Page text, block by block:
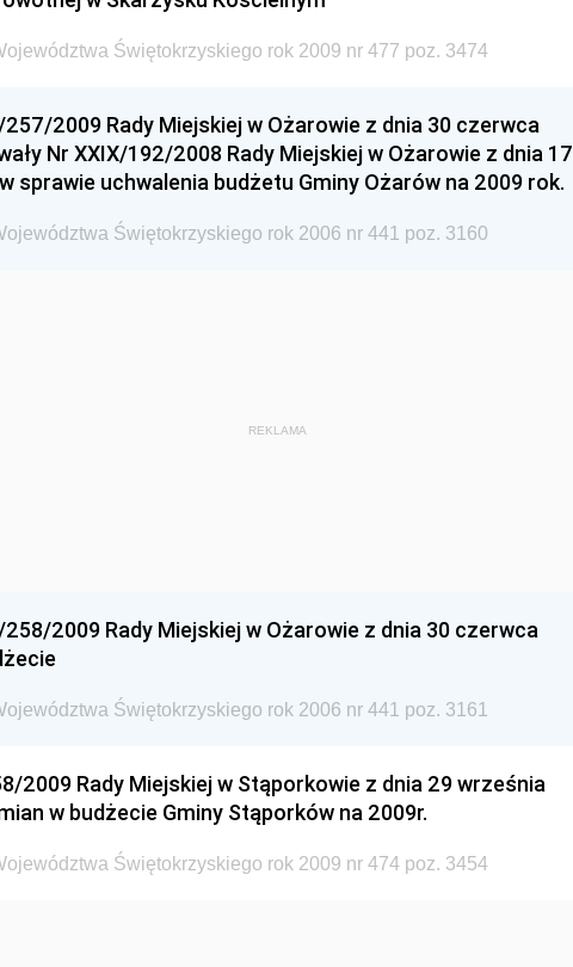
Świętokrzyskiego rok 2009 nr 477 poz. 3474
257/2009 Rady Miejskiej w Ożarowie z dnia 30 czerwca
Nr XXIX/192/2008 Rady Miejskiej w Ożarowie z dnia 17
sprawie uchwalenia budżetu Gminy Ożarów na 2009 rok.
Świętokrzyskiego rok 2006 nr 441 poz. 3160
REKLAMA
258/2009 Rady Miejskiej w Ożarowie z dnia 30 czerwca
Świętokrzyskiego rok 2006 nr 441 poz. 3161
2009 Rady Miejskiej w Stąporkowie z dnia 29 września
w budżecie Gminy Stąporków na 2009r.
Świętokrzyskiego rok 2009 nr 474 poz. 3454